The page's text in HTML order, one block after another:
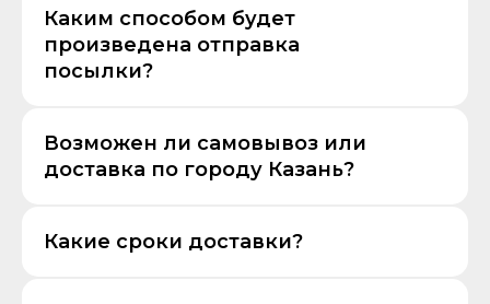
Каким способом будет
произведена отправка
посылки?
Возможен ли самовывоз или
доставка по городу Казань?
Какие сроки доставки?